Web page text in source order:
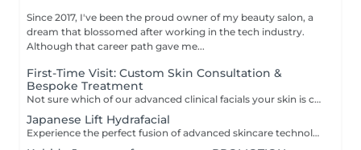
Since 2017, I've been the proud owner of my beauty salon, a
dream that blossomed after working in the tech industry.
Although that career path gave me...
First-Time Visit: Custom Skin Consultation &
Bespoke Treatment
Not sure which of our advanced clinical facials your skin is craving? Let Laura decide. This dedicated first-time session begins with an in-depth, professional skin analysis and lifestyle consultation to uncover your skin's true needs and long-term goals. Laura will then tailor-make a bespoke treatment on the spot, drawing from our signature hydrogen, vitamin, or advanced lifting technologies to give your skin exactly what it needs to thrive. Take the guesswork out of skincare and start your journey to your best skin ever with complete confidence. CANCELLATION POLICY: 1. In order to respect the time of both our clients and our staff, we ask you to arrive on time for your appointment. 2.If you will miss your appointment or you need to cancel it, we simply ask that you notify me of any cancellations or reschedulings at least 48 hours prior to the appointment. Cancellations that break these rules will cause a full payment amount requested by a bank transfer.
Japanese Lift Hydrafacial
Experience the perfect fusion of advanced skincare technology and the ancient Japanese art of facial massage. This luxurious treatment combines our Hydrafacial 7 in 1 therapy with selected Kobido massage techniques to naturally lift, relax, and revitalize the skin. Your treatment starts with deep cleansing and gentle exfoliation to prepare the skin and restore clarity. Hydro-dermabrasion and hydro-infusion technology help purify pores while delivering essential hydration and active ingredients. During the facial, short Kobido-inspired massage sequences are performed using rhythmic lifting movements to stimulate circulation, relax facial tension, and enhance the skin's natural firmness and glow. Radio frequency, ultrasound, oxygen infusion, work together to improve elasticity, support collagen production, and leave the complexion visibly smoother and refreshed. The ritual finishes with a nourishing mask, serum, and finishing cream tailored to your skin's needs, creating a deeply relaxing and rejuvenating experience for both face and mind. Benefits: Deep hydration and skin renewal Natural lifting and firming effect Improved circulation and healthy glow Relaxation of facial tension and stress Smoother, brighter, and refreshed skin Enhanced elasticity and collagen support Luxurious self-care experience